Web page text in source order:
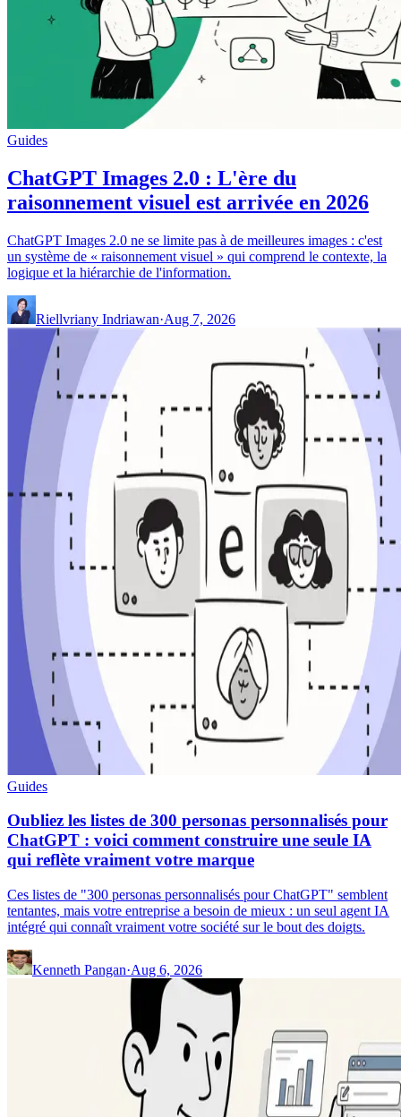
Guides
ChatGPT Images 2.0 : L'ère du
raisonnement visuel est arrivée en 2026
ChatGPT Images 2.0 ne se limite pas à de meilleures images : c'est
un système de « raisonnement visuel » qui comprend le contexte, la
logique et la hiérarchie de l'information.
Riellvriany Indriawan·Aug 7, 2026
Guides
Oubliez les listes de 300 personas personnalisés pour
ChatGPT : voici comment construire une seule IA
qui reflète vraiment votre marque
Ces listes de "300 personas personnalisés pour ChatGPT" semblent
tentantes, mais votre entreprise a besoin de mieux : un seul agent IA
intégré qui connaît vraiment votre société sur le bout des doigts.
Kenneth Pangan·Aug 6, 2026